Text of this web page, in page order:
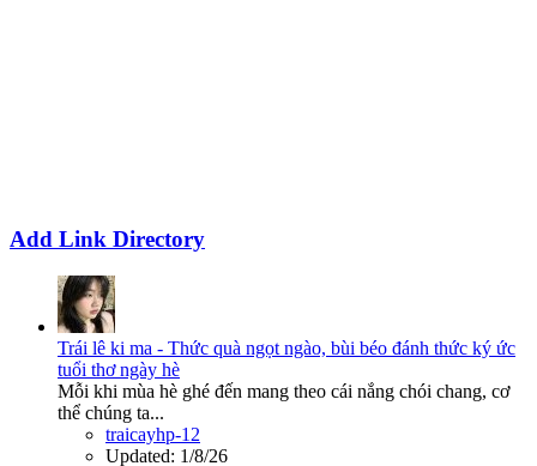
Add Link Directory
Trái lê ki ma - Thức quà ngọt ngào, bùi béo đánh thức ký ức
tuổi thơ ngày hè
Mỗi khi mùa hè ghé đến mang theo cái nắng chói chang, cơ
thể chúng ta...
traicayhp-12
Updated: 1/8/26